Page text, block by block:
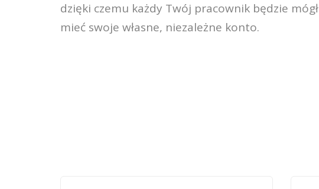
dzięki czemu każdy Twój pracownik będzie mógł
mieć swoje własne, niezależne konto.